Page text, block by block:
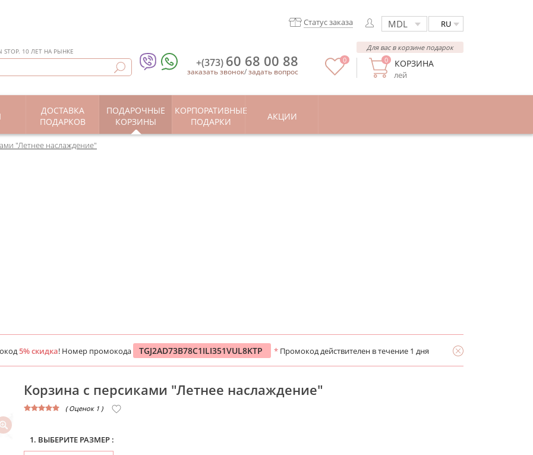
10 ЛЕТ НА РЫНКЕ
RU
Статус заказа
КОРЗИНА
лей
0
Для вас в корзине подарок
0
+(373) 60 68 00 88
заказать звонок/задать вопрос
ДОСТАВКА
ПОДАРКОВ
ПОДАРОЧНЫЕ
КОРЗИНЫ
КОРПОРАТИВНЫЕ
ПОДАРКИ
АКЦИИ
"Летнее наслаждение"
5% скидка! Номер промокода TGJ2AD73B78C1ILI351VUL8KTP * Промокод действителен в течение 1 дня
Корзина с персиками "Летнее наслаждение"
( Оценок 1 )
1. ВЫБЕРИТЕ РАЗМЕР :